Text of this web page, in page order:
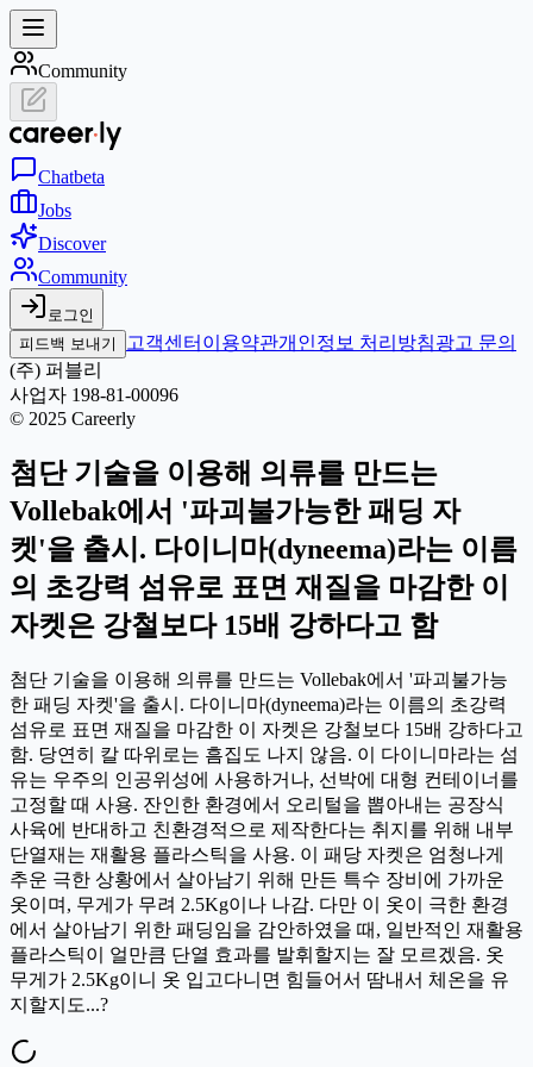
Community
Chatbeta
Jobs
Discover
Community
로그인
피드백 보내기
고객센터 이용약관개인정보 처리방침광고 문의
(주) 퍼블리
사업자 198-81-00096
© 2025 Careerly
첨단 기술을 이용해 의류를 만드는
Vollebak에서 '파괴불가능한 패딩 자
켓'을 출시. 다이니마(dyneema)라는 이름
의 초강력 섬유로 표면 재질을 마감한 이
자켓은 강철보다 15배 강하다고 함
첨단 기술을 이용해 의류를 만드는 Vollebak에서 '파괴불가능
한 패딩 자켓'을 출시. 다이니마(dyneema)라는 이름의 초강력
섬유로 표면 재질을 마감한 이 자켓은 강철보다 15배 강하다고
함. 당연히 칼 따위로는 흠집도 나지 않음. 이 다이니마라는 섬
유는 우주의 인공위성에 사용하거나, 선박에 대형 컨테이너를
고정할 때 사용. 잔인한 환경에서 오리털을 뽑아내는 공장식
사육에 반대하고 친환경적으로 제작한다는 취지를 위해 내부
단열재는 재활용 플라스틱을 사용. 이 패당 자켓은 엄청나게
추운 극한 상황에서 살아남기 위해 만든 특수 장비에 가까운
옷이며, 무게가 무려 2.5Kg이나 나감. 다만 이 옷이 극한 환경
에서 살아남기 위한 패딩임을 감안하였을 때, 일반적인 재활용
플라스틱이 얼만큼 단열 효과를 발휘할지는 잘 모르겠음. 옷
무게가 2.5Kg이니 옷 입고다니면 힘들어서 땀내서 체온을 유
지할지도...?